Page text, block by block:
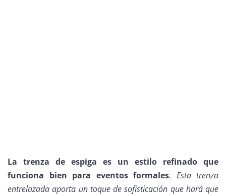
La trenza de espiga es un estilo refinado que
funciona bien para eventos formales. Esta trenza
entrelazada aporta un toque de sofisticación que hará que